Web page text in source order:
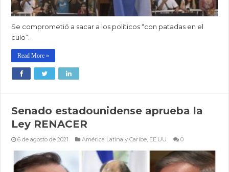
Se comprometió a sacar a los políticos “con patadas en el
culo”.
Read More »
Senado estadounidense aprueba la
Ley RENACER
6 de agosto de 2021 América Latina y Caribe, EE.UU 0